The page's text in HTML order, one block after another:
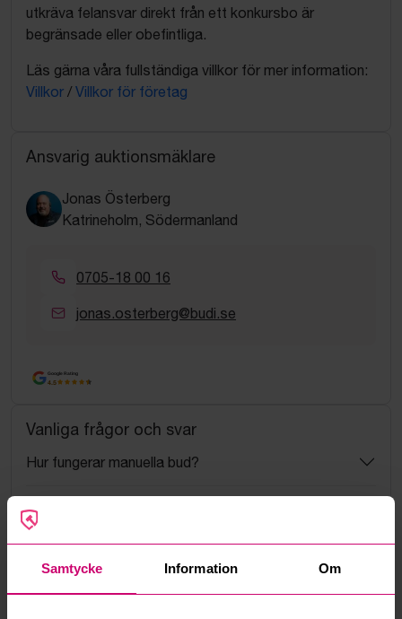
Samtycke Information Om
utkräva felansvar direkt från ett konkursbo är
begränsade eller obefintliga.
Läs gärna våra fullständiga villkor för mer information:
Villkor / Villkor för företag
Ansvarig auktionsmäklare
Jonas Österberg
Katrineholm, Södermanland
0705-18 00 16
jonas.osterberg@budi.se
Google Rating
4.5
Vanliga frågor och svar
Hur fungerar manuella bud?
Vad innebär serviceavgift?